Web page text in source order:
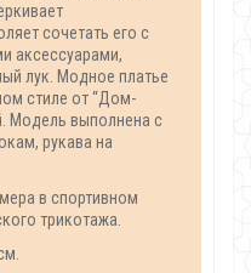
сочетать его с
аксессуарами,
лук. Модное платье
стиле от “Дом-
Модель выполнена с
рукава на
в спортивном
трикотажа.